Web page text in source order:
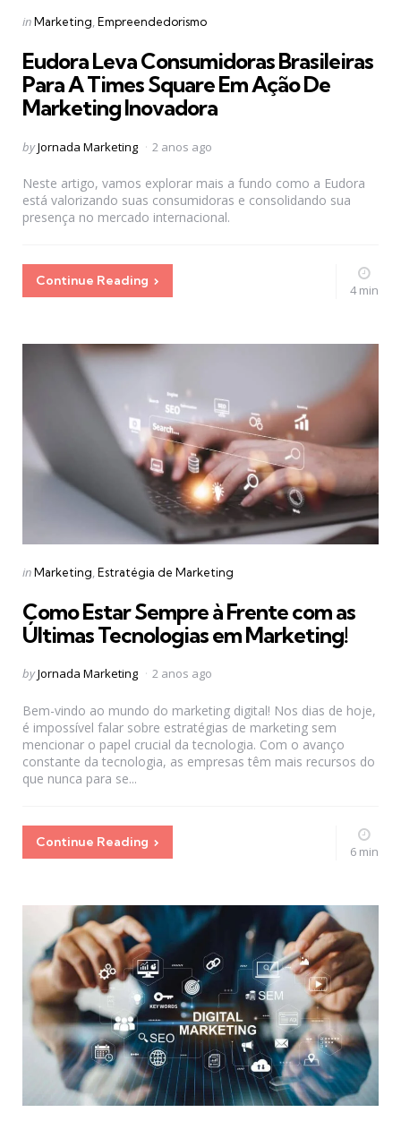
Categories
Posted
inMarketing Empreendedorismo
Eudora Leva Consumidoras Brasileiras
Para A Times Square Em Ação De
Marketing Inovadora
Posted
byJornada Marketing 2 anos ago
Neste artigo, vamos explorar mais a fundo como a Eudora
está valorizando suas consumidoras e consolidando sua
presença no mercado internacional.
Continue Reading
4 min
Categories
Posted
inMarketing Estratégia de Marketing
Como Estar Sempre à Frente com as
Últimas Tecnologias em Marketing!
Posted
byJornada Marketing 2 anos ago
Bem-vindo ao mundo do marketing digital! Nos dias de hoje,
é impossível falar sobre estratégias de marketing sem
mencionar o papel crucial da tecnologia. Com o avanço
constante da tecnologia, as empresas têm mais recursos do
que nunca para se...
Continue Reading
6 min